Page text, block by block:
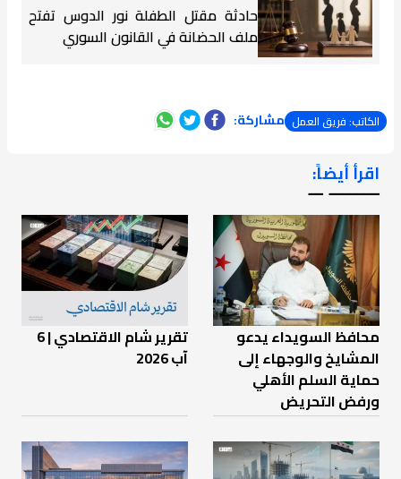
حادثة مقتل الطفلة نور الدوس تفتح
ملف الحضانة في القانون السوري
الكاتب: فريق العمل مشاركة:
اقرأ أيضاً:
ـــــــ ــ
محافظ السويداء يدعو
المشايخ والوجهاء إلى
حماية السلم الأهلي
ورفض التحريض
تقرير شام الاقتصادي | 6
آب 2026